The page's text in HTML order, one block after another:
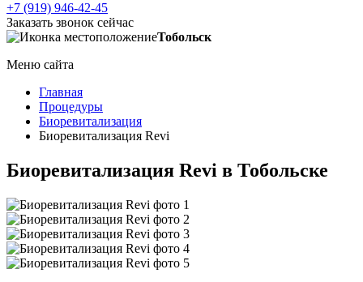
+7 (919) 946-42-45
Заказать звонок сейчас
Тобольск
Меню сайта
Главная
Процедуры
Биоревитализация
Биоревитализация Revi
Биоревитализация Revi в Тобольске